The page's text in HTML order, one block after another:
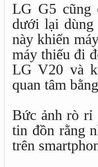
LG G5 cũng
dưới lại
này khiến
máy thiếu đi
LG V20 và
quan tâm
Bức ảnh rò rỉ
tin đồn rằng
trên